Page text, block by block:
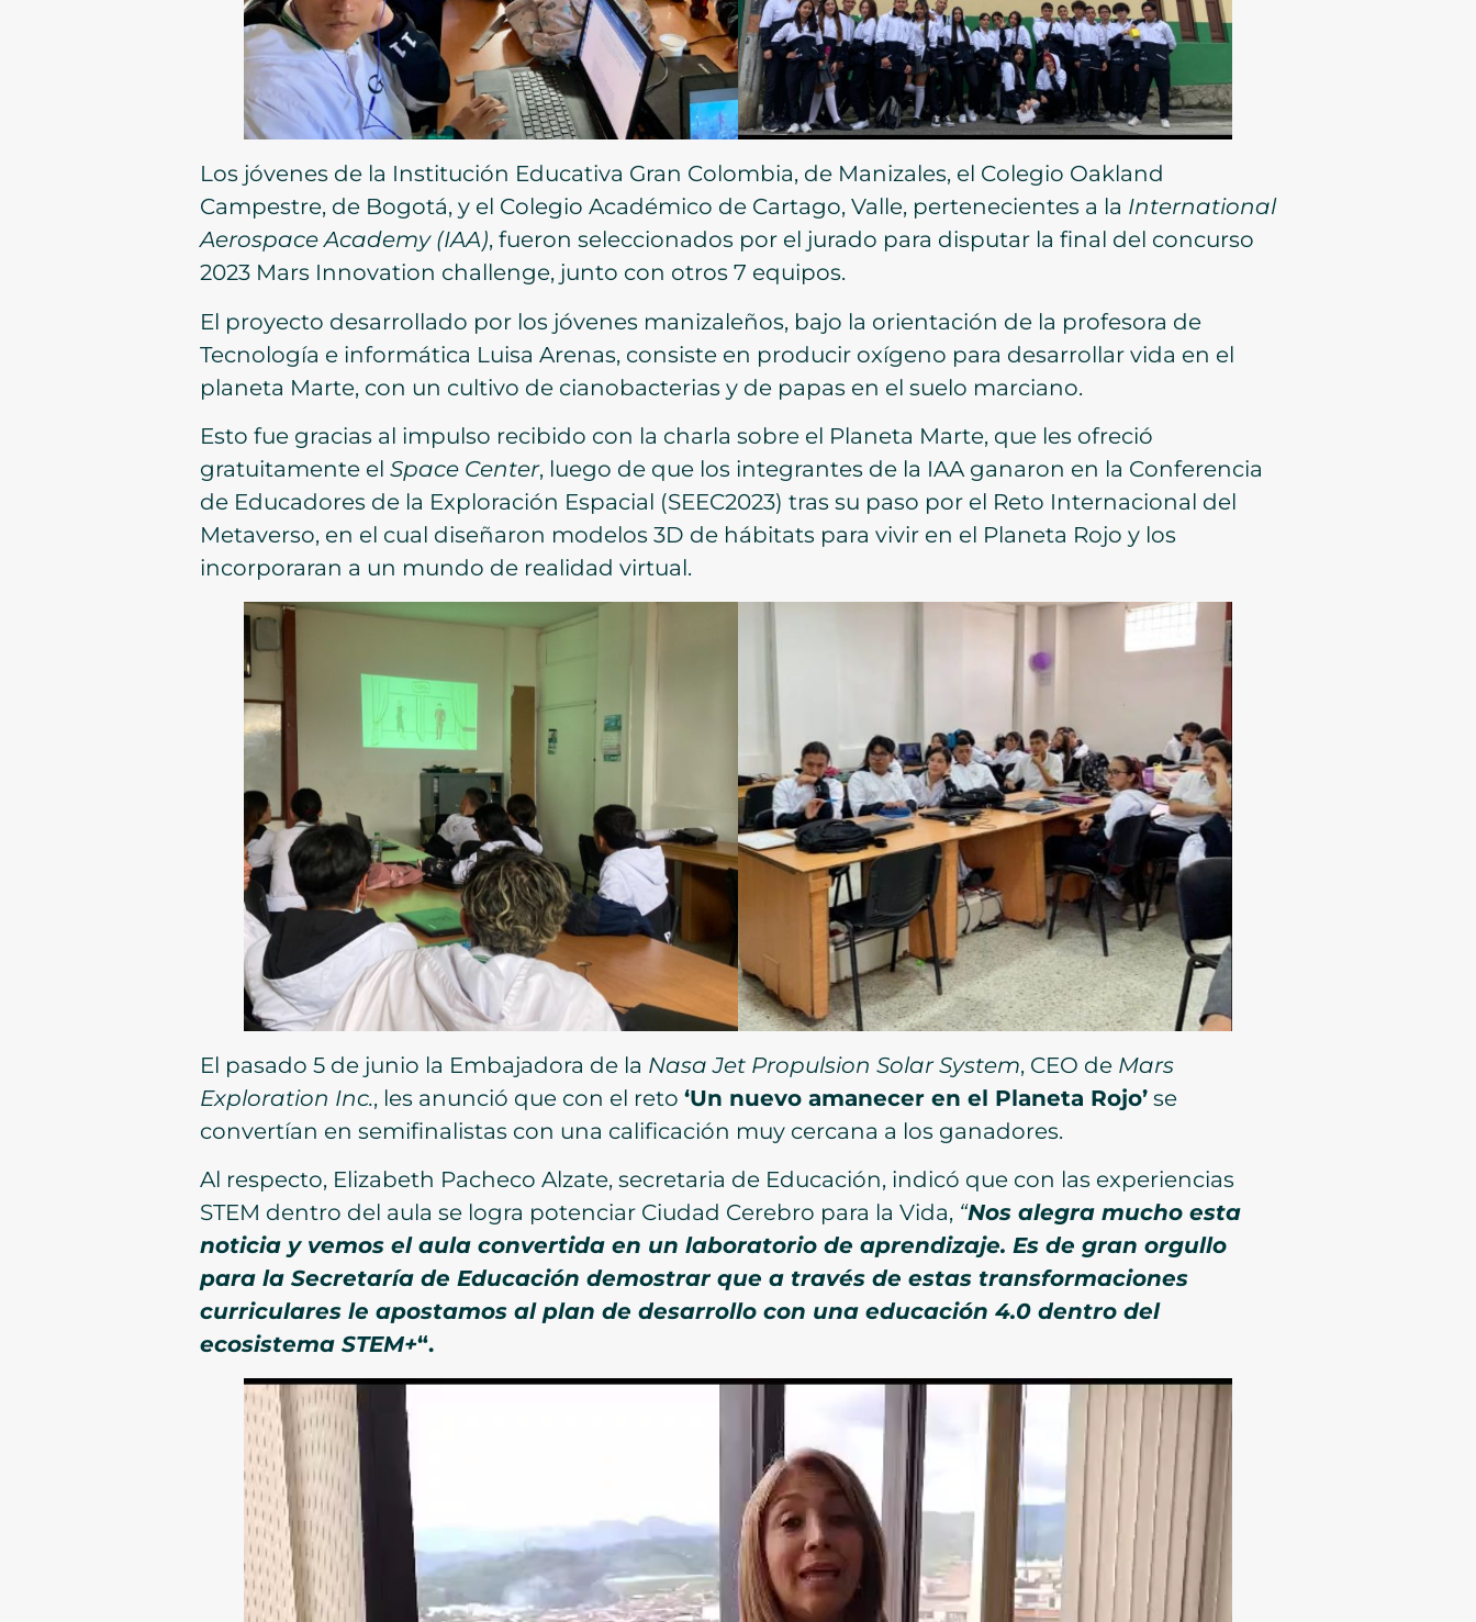
Los jóvenes de la Institución Educativa Gran Colombia, de Manizales, el Colegio Oakland
Campestre, de Bogotá, y el Colegio Académico de Cartago, Valle, pertenecientes a la International
Aerospace Academy (IAA), fueron seleccionados por el jurado para disputar la final del concurso
2023 Mars Innovation challenge, junto con otros 7 equipos.
El proyecto desarrollado por los jóvenes manizaleños, bajo la orientación de la profesora de
Tecnología e informática Luisa Arenas, consiste en producir oxígeno para desarrollar vida en el
planeta Marte, con un cultivo de cianobacterias y de papas en el suelo marciano.
Esto fue gracias al impulso recibido con la charla sobre el Planeta Marte, que les ofreció
gratuitamente el Space Center, luego de que los integrantes de la IAA ganaron en la Conferencia
de Educadores de la Exploración Espacial (SEEC2023) tras su paso por el Reto Internacional del
Metaverso, en el cual diseñaron modelos 3D de hábitats para vivir en el Planeta Rojo y los
incorporaran a un mundo de realidad virtual.
El pasado 5 de junio la Embajadora de la Nasa Jet Propulsion Solar System, CEO de Mars
Exploration Inc., les anunció que con el reto ‘Un nuevo amanecer en el Planeta Rojo’ se
convertían en semifinalistas con una calificación muy cercana a los ganadores.
Al respecto, Elizabeth Pacheco Alzate, secretaria de Educación, indicó que con las experiencias
STEM dentro del aula se logra potenciar Ciudad Cerebro para la Vida, “Nos alegra mucho esta
noticia y vemos el aula convertida en un laboratorio de aprendizaje. Es de gran orgullo
para la Secretaría de Educación demostrar que a través de estas transformaciones
curriculares le apostamos al plan de desarrollo con una educación 4.0 dentro del
ecosistema STEM+“.